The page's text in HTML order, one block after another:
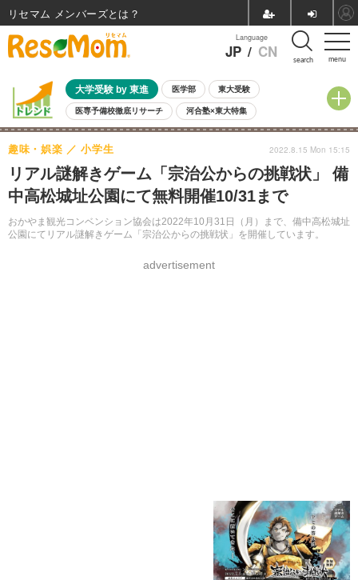
menu
Language
JP / CN search
大学受験 by 東進 医学部 東大受験
医専予備校徹底リサーチ 河合塾×東大特集
親子で考える大学選び 高校受験 中学受験 小学校受験
共通テスト 夏休み
8月開催イベント・WS 全国公立高校 過去問 人気記事
自由研究教材（小学生向け） 自由研究教材（中学生向け） ランキング
リアル謎解きゲーム「宗治公からの挑戦状」 備
中高松城址公園にて無料開催10/31まで
おかやま観光コンベンション協会は2022年10月31日（月）まで、備中高松城址
公園にてリアル謎解きゲーム「宗治公からの挑戦状」を開催しています。
趣味・娯楽 小学生
advertisement
2022.8.15 Mon 15:15
リセマム メンバーズ